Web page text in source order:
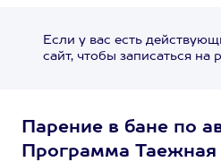
Если у вас есть
сайт, чтобы записаться на
Парение в бане по
Программа Таежная